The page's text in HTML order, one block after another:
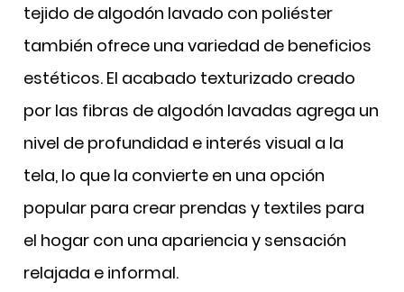
tejido de algodón lavado con poliéster
también ofrece una variedad de beneficios
estéticos. El acabado texturizado creado
por las fibras de algodón lavadas agrega un
nivel de profundidad e interés visual a la
tela, lo que la convierte en una opción
popular para crear prendas y textiles para
el hogar con una apariencia y sensación
relajada e informal.